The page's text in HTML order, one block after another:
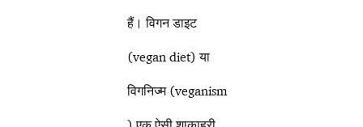
हैं। विगन डाइट
(vegan diet) या
विगनिज्म (veganism